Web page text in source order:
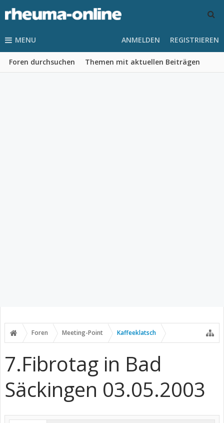
MENU
Foren durchsuchen Themen mit aktuellen Beiträgen
ANMELDEN REGISTRIEREN
Foren Meeting-Point Kaffeeklatsch
7.Fibrotag in Bad
Säckingen 03.05.2003